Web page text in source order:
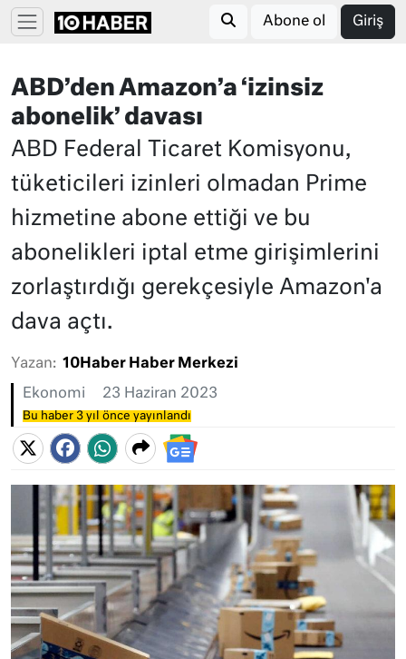
Abone ol Giriş
ABD’den Amazon’a ‘izinsiz
abonelik’ davası
ABD Federal Ticaret Komisyonu,
tüketicileri izinleri olmadan Prime
hizmetine abone ettiği ve bu
abonelikleri iptal etme girişimlerini
zorlaştırdığı gerekçesiyle Amazon'a
dava açtı.
Yazan: 10Haber Haber Merkezi
Ekonomi 23 Haziran 2023
Bu haber 3 yıl önce yayınlandı